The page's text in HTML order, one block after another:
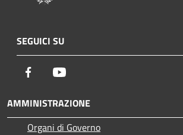
SEGUICI SU
Facebook
AMMINISTRAZIONE
Organi di Governo